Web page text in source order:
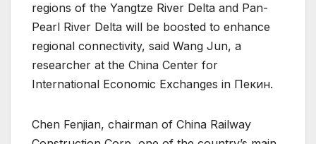
regions of the Yangtze River Delta and Pan-
Pearl River Delta will be boosted to enhance
regional connectivity, said Wang Jun, a
researcher at the China Center for
International Economic Exchanges in Пекин.
Chen Fenjian, chairman of China Railway